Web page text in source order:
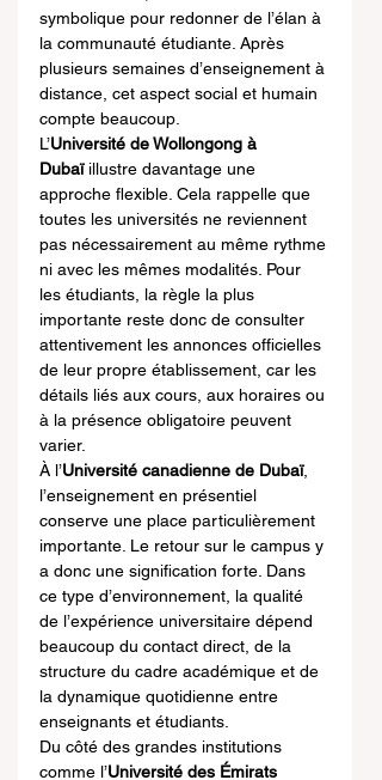
symbolique pour redonner de l’élan à
la communauté étudiante. Après
plusieurs semaines d’enseignement à
distance, cet aspect social et humain
compte beaucoup.
L’Université de Wollongong à
Dubaï illustre davantage une
approche flexible. Cela rappelle que
toutes les universités ne reviennent
pas nécessairement au même rythme
ni avec les mêmes modalités. Pour
les étudiants, la règle la plus
importante reste donc de consulter
attentivement les annonces officielles
de leur propre établissement, car les
détails liés aux cours, aux horaires ou
à la présence obligatoire peuvent
varier.
À l’Université canadienne de Dubaï,
l’enseignement en présentiel
conserve une place particulièrement
importante. Le retour sur le campus y
a donc une signification forte. Dans
ce type d’environnement, la qualité
de l’expérience universitaire dépend
beaucoup du contact direct, de la
structure du cadre académique et de
la dynamique quotidienne entre
enseignants et étudiants.
Du côté des grandes institutions
comme l’Université des Émirats